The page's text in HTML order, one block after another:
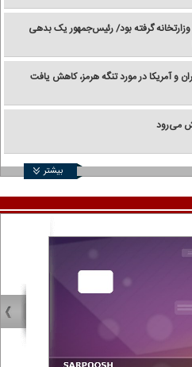
گرفته بود/ رئیس‌جمهور یک بدهی
و آمریکا در مورد تنگه هرمز، کاهش یافت
می‌رود
بیشتر